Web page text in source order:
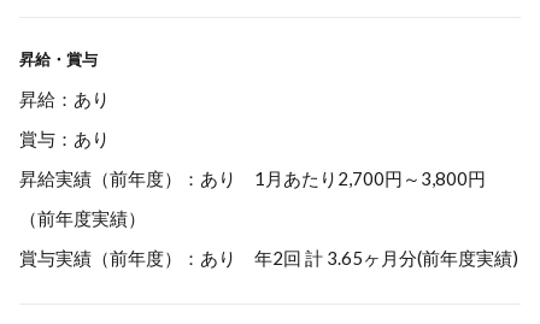
昇給・賞与
昇給：あり
賞与：あり
昇給実績（前年度）：あり 1月あたり2,700円～3,800円
（前年度実績）
賞与実績（前年度）：あり 年2回 計 3.65ヶ月分(前年度実績)